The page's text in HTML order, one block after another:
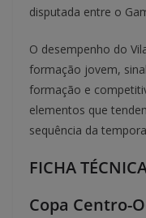
disputada entre o
O desempenho do
formação jovem,
formação e
elementos que
sequência da
FICHA
Copa Centro-